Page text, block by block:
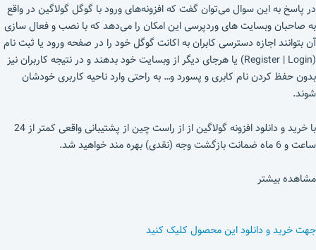
در پاسخ به این سوال می‌توان گفت که افزونه‌های ورود با گوگل گولاگین در واقع
به صاحبان وبسایت های وردپرسی این امکان را می‌دهد که با نصب و فعال سازی
آن بتوانند اجازه دسترسی کابران به اکانت گوگل خود را در صفحه ورود یا ثبت نام
(Register | Login) یا هرجای دیگر از وبسایت خود بدهند و در نتیجه کاربران نیز
بدون حفظ کردن نام کابری و پسورد و… به راحتی وارد ناحیه کاربری خودشان
شوند.
با خرید و دانلود افزونه گولاگین از از راست چین از پشتیبانی واقعی کمتر از 24
ساعت و 6 ماه ضمانت بازگشت وجه (نقدی) بهره مند خواهید شد.
مشاهده بیشتر
جهت خرید و دانلود این محصول کلیک کنید